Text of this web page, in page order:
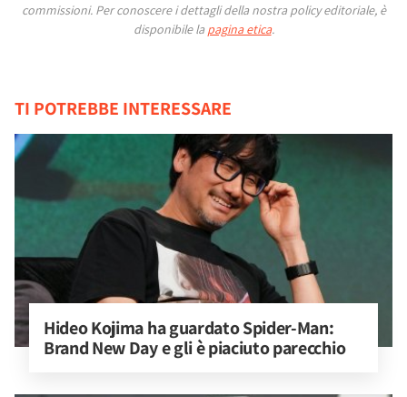
commissioni. Per conoscere i dettagli della nostra policy editoriale, è
disponibile la pagina etica.
TI POTREBBE INTERESSARE
Hideo Kojima ha guardato Spider-Man:
Brand New Day e gli è piaciuto parecchio